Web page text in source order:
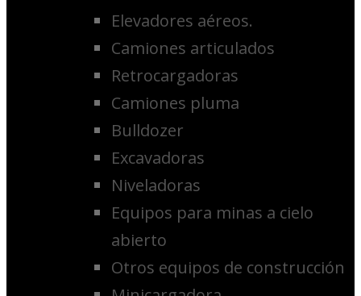
Elevadores aéreos.
Camiones articulados
Retrocargadoras
Camiones pluma
Bulldozer
Excavadoras
Niveladoras
Equipos para minas a cielo
abierto
Otros equipos de construcción